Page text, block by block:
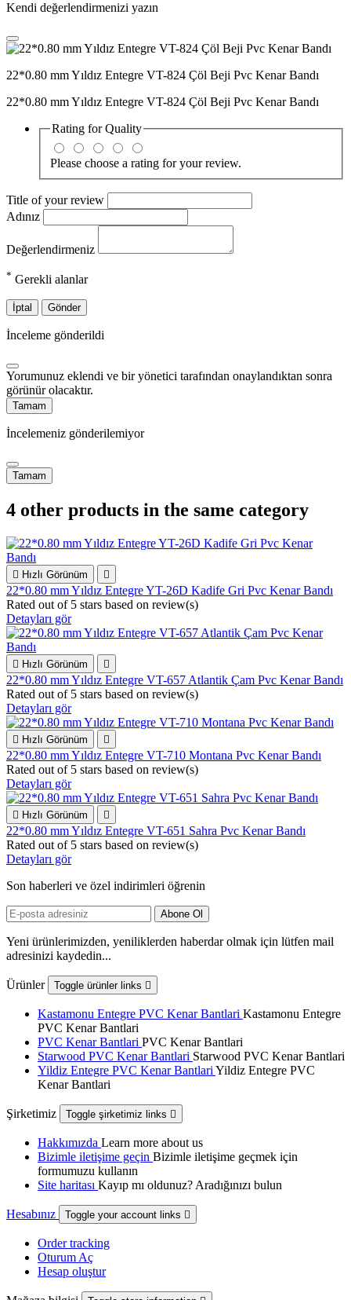
Kendi değerlendirmenizi yazın
22*0.80 mm Yıldız Entegre VT-824 Çöl Beji Pvc Kenar Bandı
22*0.80 mm Yıldız Entegre VT-824 Çöl Beji Pvc Kenar Bandı
Rating forQuality
Please choose a rating for your review.
Title of your review
Adınız
Değerlendirmeniz
* Gerekli alanlar
İptal Gönder
İnceleme gönderildi
Yorumunuz eklendi ve bir yönetici tarafından onaylandıktan sonra
görünür olacaktır.
Tamam
İncelemeniz gönderilemiyor
Tamam
4 other products in the same category
 Hızlı Görünüm 
22*0.80 mm Yıldız Entegre YT-26D Kadife Gri Pvc Kenar Bandı
Rated out of 5 stars based on review(s)
Detayları gör
 Hızlı Görünüm 
22*0.80 mm Yıldız Entegre VT-657 Atlantik Çam Pvc Kenar Bandı
Rated out of 5 stars based on review(s)
Detayları gör
 Hızlı Görünüm 
22*0.80 mm Yıldız Entegre VT-710 Montana Pvc Kenar Bandı
Rated out of 5 stars based on review(s)
Detayları gör
 Hızlı Görünüm 
22*0.80 mm Yıldız Entegre VT-651 Sahra Pvc Kenar Bandı
Rated out of 5 stars based on review(s)
Detayları gör
Son haberleri ve özel indirimleri öğrenin
Yeni ürünlerimizden, yeniliklerden haberdar olmak için lütfen mail
adresinizi kaydedin...
Ürünler Toggle ürünler links 
Kastamonu Entegre PVC Kenar Bantlari Kastamonu Entegre
PVC Kenar Bantlari
PVC Kenar Bantlari PVC Kenar Bantlari
Starwood PVC Kenar Bantlari Starwood PVC Kenar Bantlari
Yildiz Entegre PVC Kenar Bantlari Yildiz Entegre PVC
Kenar Bantlari
Şirketimiz Toggle şirketimiz links 
Hakkımızda Learn more about us
Bizimle iletişime geçin Bizimle iletişime geçmek için
formumuzu kullanın
Site haritası Kayıp mı oldunuz? Aradığınızı bulun
Hesabınız Toggle your account links 
Order tracking
Oturum Aç
Hesap oluştur